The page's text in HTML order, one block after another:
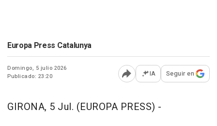
Europa Press Catalunya
Domingo, 5 julio 2026
Publicado: 23:20
Abrir opciones para
IA Seguir en
GIRONA, 5 Jul. (EUROPA PRESS) -